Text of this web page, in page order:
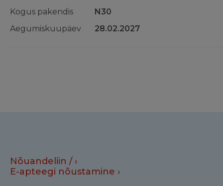
Kogus pakendis
N30
Aegumiskuupäev
28.02.2027
Nõuandeliin /
E-apteegi nõustamine